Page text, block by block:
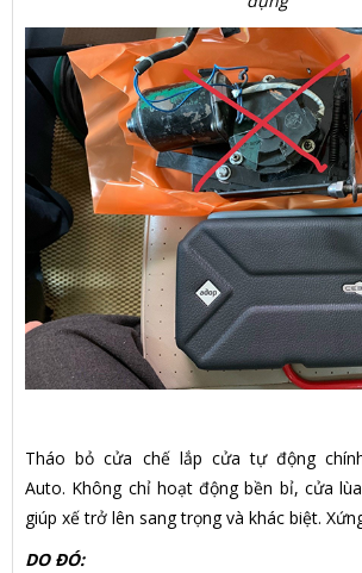
Tháo bỏ cửa chế lắp cửa tự động
Auto. Không chỉ hoạt động bền bỉ, cửa
giúp xế trở lên sang trọng và khác biệt.
DO ĐÓ: